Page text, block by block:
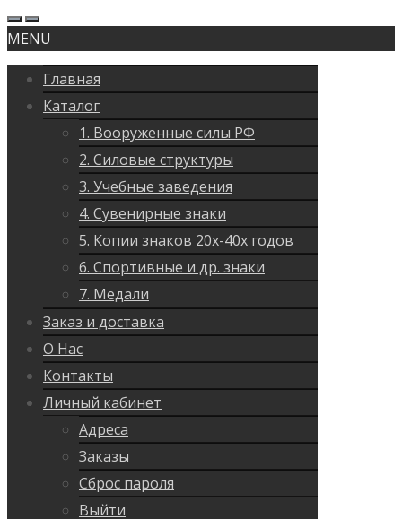
MENU
Главная
Каталог
1. Вооруженные силы РФ
2. Силовые структуры
3. Учебные заведения
4. Сувенирные знаки
5. Копии знаков 20х-40х годов
6. Спортивные и др. знаки
7. Медали
Заказ и доставка
О Нас
Контакты
Личный кабинет
Адреса
Заказы
Сброс пароля
Выйти